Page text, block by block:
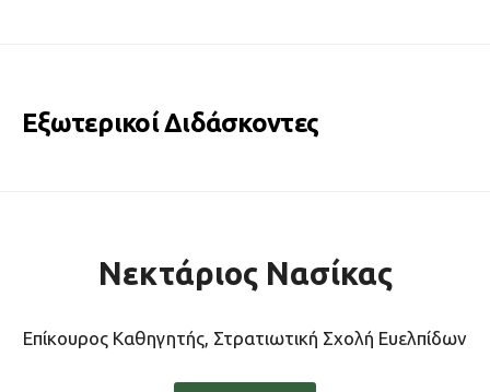
Εξωτερικοί Διδάσκοντες
Νεκτάριος Νασίκας
Επίκουρος Καθηγητής, Στρατιωτική Σχολή Ευελπίδων